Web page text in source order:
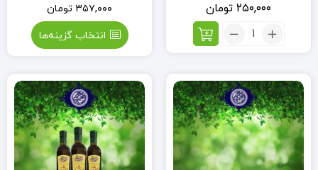
۲۵۰,۰۰۰ تومان
تعداد:
(قویترین
داروی
ضد
بلغم)
-
50
۳۵۷,۰۰۰ تومان
انتخاب گزینه‌ها